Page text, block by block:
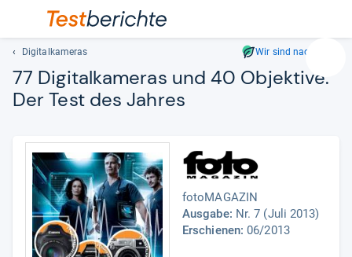
Geben
Digitalkameras Wir sind nachhaltig
77 Digi­tal­ka­me­ras und 40 Objek­tive:
Der Test des Jah­res
fotoMAGAZIN
Ausgabe: Nr. 7 (Juli 2013)
Erschienen: 06/2013